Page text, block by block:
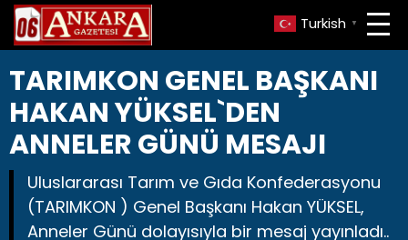
Turkish ▼
TARIMKON GENEL BAŞKANI
HAKAN YÜKSEL`DEN
ANNELER GÜNÜ MESAJI
Uluslararası Tarım ve Gıda Konfederasyonu
(TARIMKON ) Genel Başkanı Hakan YÜKSEL,
Anneler Günü dolayısıyla bir mesaj yayınladı..